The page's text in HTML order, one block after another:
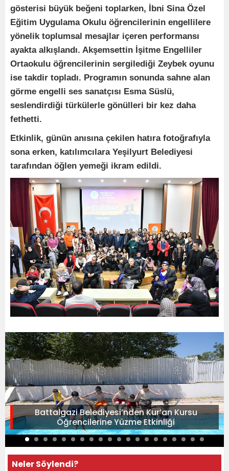
gösterisi büyük beğeni toplarken, İbni Sina Özel
Eğitim Uygulama Okulu öğrencilerinin engellilere
yönelik toplumsal mesajlar içeren performansı
ayakta alkışlandı. Akşemsettin İşitme Engelliler
Ortaokulu öğrencilerinin sergilediği Zeybek oyunu
ise takdir topladı. Programın sonunda sahne alan
görme engelli ses sanatçısı Esma Süslü,
seslendirdiği türkülerle gönülleri bir kez daha
fethetti.
Etkinlik, günün anısına çekilen hatıra fotoğrafıyla
sona erken, katılımcılara Yeşilyurt Belediyesi
tarafından öğlen yemeği ikram edildi.
Battalgazi Belediyesi’nden Kur’an Kursu
Öğrencilerine Yüzme Etkinliği
Neler Söylendi?